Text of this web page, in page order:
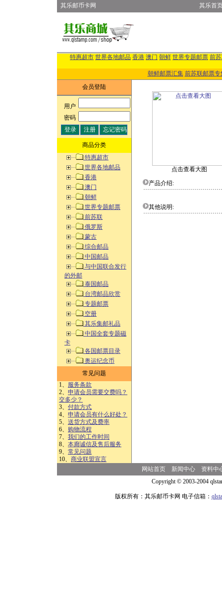
其乐邮币卡网 其乐首
特惠超市 世界各地邮品 香港 澳门 朝鲜 世界专题邮票 前
朝鲜邮票汇集 前苏联邮票专
会员登陆
用户:
密码:
商品分类
特惠超市
世界各地邮品
香港
澳门
朝鲜
世界专题邮票
前苏联
俄罗斯
蒙古
综合邮品
中国邮品
与中国联合发行
的外邮
泰国邮品
台湾邮品欣赏
专题邮票
空册
其乐集邮礼品
中国全套专题磁
卡
各国邮票目录
奥运纪念币
常见问题
1、 服务条款
2、 申请会员需要交费吗？
交多少？
3、 付款方式
4、 申请会员有什么好处？
5、 送货方式及费率
6、 购物流程
7、 我们的工作时间
8、 本廊诚信及售后服务
9、 常见问题
10、 商业联盟宣言
点击查看大图
产品介绍:
其他说明:
网站首页 新闻中心
资料中
Copyright © 2003-2004
版权所有：其乐邮币卡网 电子信箱：